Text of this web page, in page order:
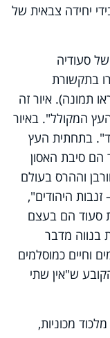
יחידה צבאית של
סעודיה
בתקשורת
תמונה). איור זה
המקולל". באיור
בתחתית העץ
סיבת האסון
וההרס בעולם
היהודים",
סעוד הם בעצם
בנווה מדבר
וחיים כמוסלמים
ש"אין שתי
מכוניות,